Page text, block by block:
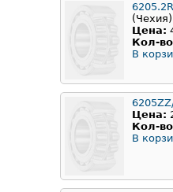
(Чехия)
Цена:
Кол-
В
Цена:
Кол-
В